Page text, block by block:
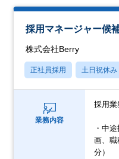
採用マネージャー候
株式会社Berry
正社員採用 土日祝休み
業務内容
採用業
・中
画、
分）